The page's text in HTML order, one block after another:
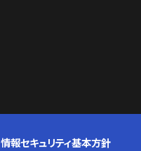
情報セキュリティ基本方針